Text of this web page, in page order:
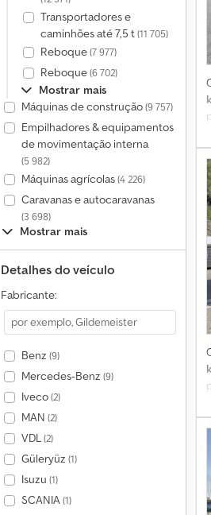
Transportadores e
caminhões até 7,5 t(11 705)
Reboque(7 977)
Reboque(6 702)
Mostrar mais
Máquinas de construção(9 757)
Empilhadores & equipamentos
de movimentação interna
(5 982)
Máquinas agrícolas(4 226)
Caravanas e autocaravanas
(3 698)
Mostrar mais
Detalhes do veículo
Fabricante:
Benz (9)
Mercedes-Benz (9)
Iveco(2)
MAN (2)
VDL(2)
Güleryüz (1)
Isuzu (1)
SCANIA(1)